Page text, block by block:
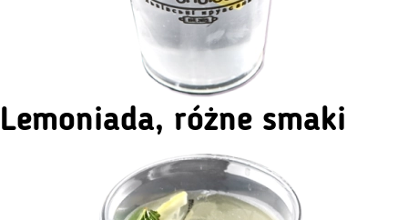
Lemoniada, różne smaki